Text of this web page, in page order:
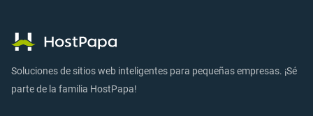
Soluciones de sitios web inteligentes para pequeñas empresas. ¡Sé
parte de la familia HostPapa!